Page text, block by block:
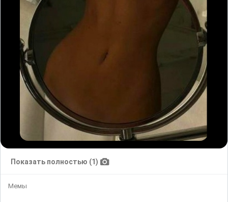
Показать полностью (1)
Мемы